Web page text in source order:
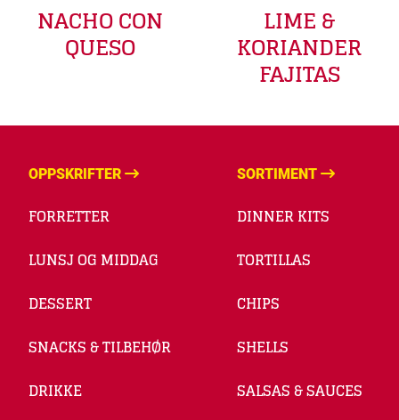
NACHO CON
QUESO
LIME &
KORIANDER
FAJITAS
OPPSKRIFTER
FORRETTER
LUNSJ OG MIDDAG
DESSERT
SNACKS & TILBEHØR
DRIKKE
SORTIMENT
DINNER KITS
TORTILLAS
CHIPS
SHELLS
SALSAS & SAUCES